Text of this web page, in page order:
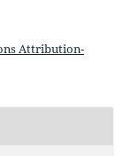
Attribution-